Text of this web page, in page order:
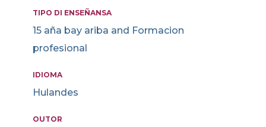
TIPO DI ENSEÑANSA
15 aña bay ariba and Formacion
profesional
IDIOMA
Hulandes
OUTOR